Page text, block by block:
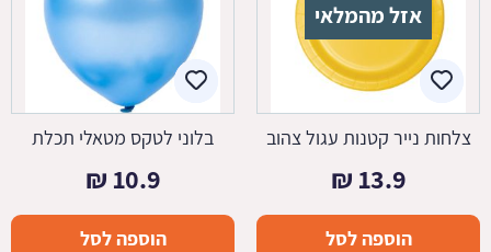
אזל מהמלאי
צלחות נייר קטנות עגול צהוב
13.9
₪
הוספה לסל
בלוני לטקס מטאלי תכלת
10.9
₪
הוספה לסל